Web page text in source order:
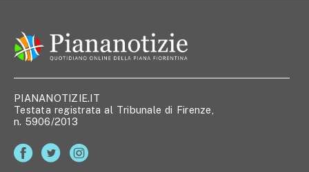
PIANANOTIZIE.IT
Testata registrata al Tribunale di Firenze,
n. 5906/2013